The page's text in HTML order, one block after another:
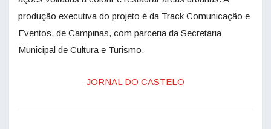
produção executiva do projeto é da Track Comunicação e
Eventos, de Campinas, com parceria da Secretaria
Municipal de Cultura e Turismo.
JORNAL DO CASTELO